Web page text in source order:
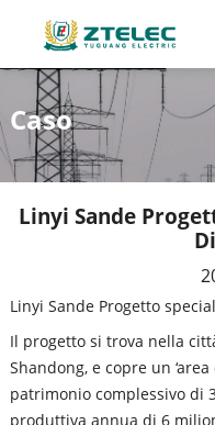
Caso
Linyi Sande
Linyi Sande Progetto
Il progetto si trova nella
Shandong, e copre un
patrimonio complessivo di
produttiva annua di 6